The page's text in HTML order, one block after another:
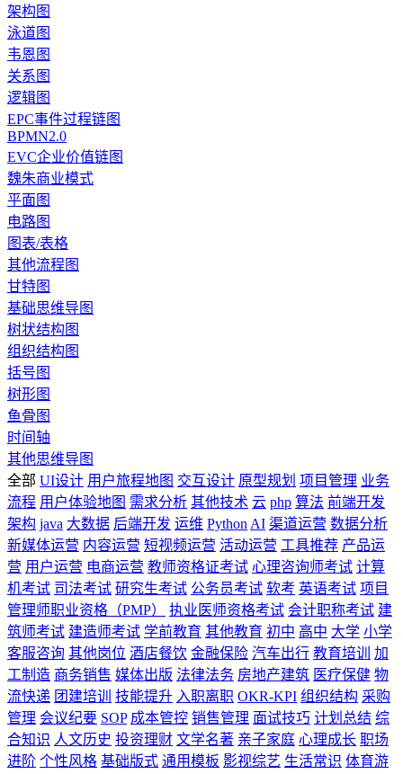
架构图
泳道图
韦恩图
关系图
逻辑图
EPC事件过程链图
BPMN2.0
EVC企业价值链图
魏朱商业模式
平面图
电路图
图表/表格
其他流程图
甘特图
基础思维导图
树状结构图
组织结构图
括号图
树形图
鱼骨图
时间轴
其他思维导图
全部 UI设计 用户旅程地图 交互设计 原型规划 项目管理 业务
流程 用户体验地图 需求分析 其他技术 云 php 算法 前端开发
架构 java 大数据 后端开发 运维 Python AI 渠道运营 数据分析
新媒体运营 内容运营 短视频运营 活动运营 工具推荐 产品运
营 用户运营 电商运营 教师资格证考试 心理咨询师考试 计算
机考试 司法考试 研究生考试 公务员考试 软考 英语考试 项目
管理师职业资格（PMP）
执业医师资格考试 会计职称考试 建
筑师考试 建造师考试 学前教育 其他教育 初中 高中 大学 小学
客服咨询 其他岗位 酒店餐饮 金融保险 汽车出行 教育培训
加
工制造 商务销售 媒体出版 法律法务 房地产建筑 医疗保健 物
流快递 团建培训 技能提升 入职离职 OKR-KPI 组织结构 采购
管理 会议纪要 SOP 成本管控 销售管理 面试技巧 计划总结 综
合知识 人文历史 投资理财 文学名著 亲子家庭 心理成长 职场
进阶 个性风格 基础版式 通用模板 影视综艺 生活常识 体育游